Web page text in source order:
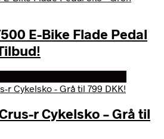
E-Bike Flade Pedal
r Cykelsko – Grå til